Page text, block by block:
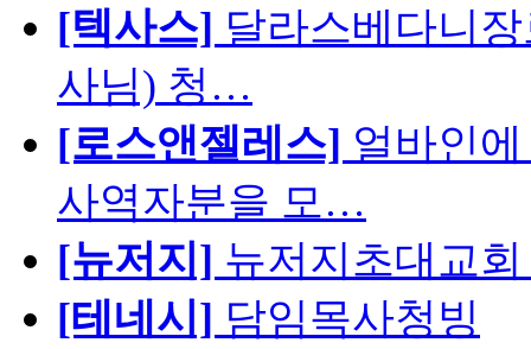
[텍사스] 달라스베다니
사님) 청…
[로스앤젤레스] 얼바인
사역자분을 모…
[뉴저지] 뉴저지초대교
[테네시] 담임목사청빙